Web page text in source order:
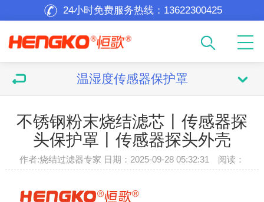
24小时免费服务热线： 13622300425
温湿度传感器保护罩
不锈钢粉末烧结滤芯丨传感器探
头保护罩丨传感器探头外壳
作者:烧结过滤器专家 日期：2025-09-28 05:32:31 阅读：